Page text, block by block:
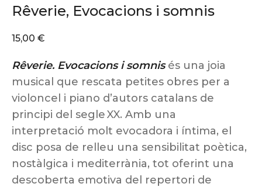
Rêverie, Evocacions i somnis
15,00 €
Rêverie. Evocacions i somnisés una joia
musical que rescata petites obres per a
violoncel i piano d’autors catalans de
principi del segle XX. Amb una
interpretació molt evocadora i íntima, el
disc posa de relleu una sensibilitat poètica,
nostàlgica i mediterrània, tot oferint una
descoberta emotiva del repertori de